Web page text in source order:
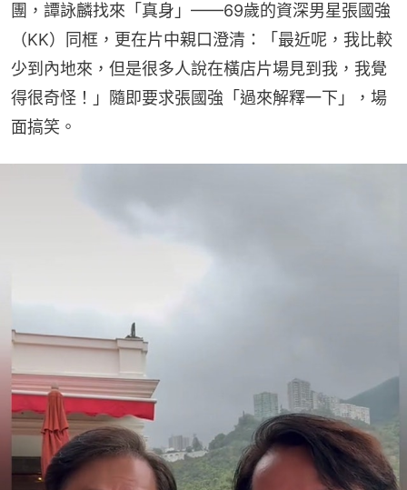
團，譚詠麟找來「真身」——69歲的資深男星張國強
（KK）同框，更在片中親口澄清：「最近呢，我比較
少到內地來，但是很多人說在橫店片場見到我，我覺
得很奇怪！」隨即要求張國強「過來解釋一下」，場
面搞笑。